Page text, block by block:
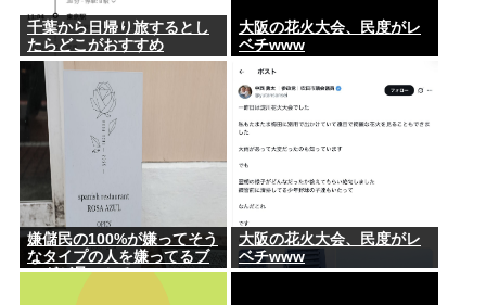
千葉から日帰り旅するとし
たらどこがおすすめ
大阪の花火大会、民度がレ
ベチwww
嫌儲民の100%が嫌ってそう
なタイプの人を嫌ってるブ
ログが見つかる
大阪の花火大会、民度がレ
ベチwww